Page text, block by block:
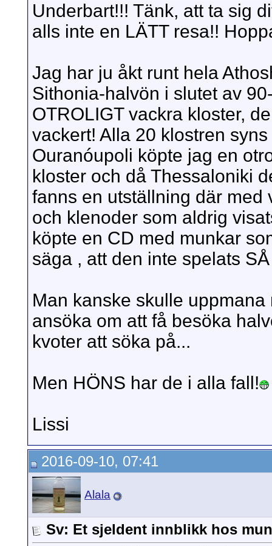
Underbart!!! Tänk, att ta sig
alls inte en LÄTT resa!!
Jag har ju åkt runt hela
Sithonia-halvön i slutet av
OTROLIGT vackra kloster,
vackert! Alla 20 klostren
Ouranóupoli köpte jag en
kloster och då Thessaloniki
fanns en utställning där
och klenoder som aldrig
köpte en CD med munkar
säga , att den inte spelats
Man kanske skulle
ansöka om att få besöka
kvoter att söka på...
Men HÖNS har de i alla fall!
Lissi
2016-09-10, 07:41
Alala
Sv: Et sjeldent innblikk hos